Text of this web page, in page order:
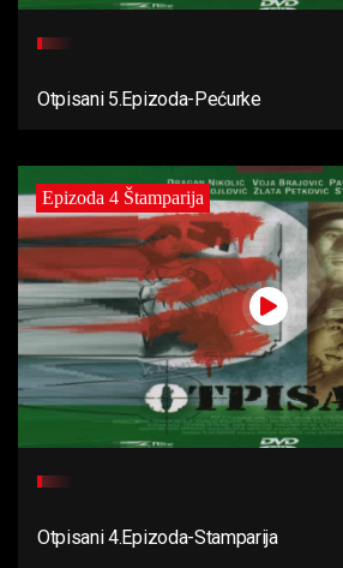
Otpisani 5.Epizoda-Pećurke
Epizoda 4 Štamparija
Otpisani 4.Epizoda-Stamparija